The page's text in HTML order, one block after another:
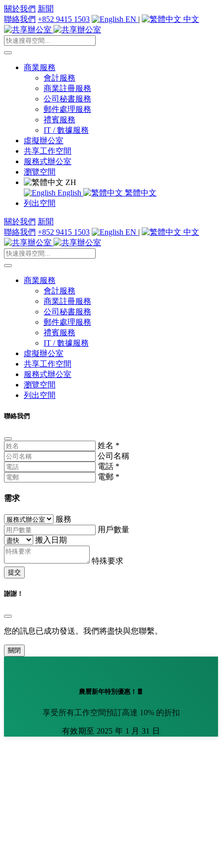
關於我們 新聞
聯絡我們 +852 9415 1503 EN | 中文
商業服務
會計服務
商業註冊服務
公司秘書服務
郵件處理服務
禮賓服務
IT / 數據服務
虛擬辦公室
共享工作空間
服務式辦公室
瀏覽空間
ZH
English
繁體中文
列出空間
關於我們 新聞
聯絡我們 +852 9415 1503 EN | 中文
商業服務
會計服務
商業註冊服務
公司秘書服務
郵件處理服務
禮賓服務
IT / 數據服務
虛擬辦公室
共享工作空間
服務式辦公室
瀏覽空間
列出空間
聯絡我們
姓名 *
公司名稱
電話 *
電郵 *
需求
服務
用戶數量
搬入日期
特殊要求
提交
謝謝！
您的訊息已成功發送。我們將盡快與您聯繫。
關閉
農曆新年特別優惠！🧧
享受所有工作空間預訂高達 10% 的折扣
有效期至 2025 年 1 月 31 日